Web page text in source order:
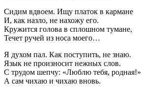
Сидим вдвоем. Ищу платок в кармане
И, как назло, не нахожу его.
Кружится голова в сплошном тумане,
Течет ручей из носа моего…
Я духом пал. Как поступить, не знаю.
Язык не произносит нежных слов.
С трудом шепчу: «Люблю тебя, родная!»
А сам чихаю и чихаю вновь.